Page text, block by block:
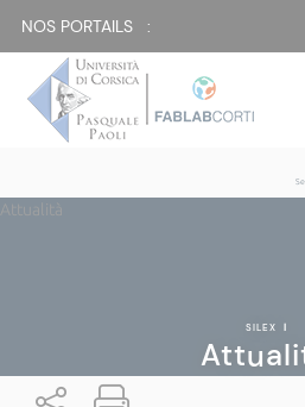
NOS PORTAILS :
Attualità
SILEX |